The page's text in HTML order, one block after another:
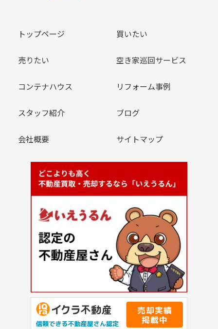
トップページ 買いたい
売りたい 空き家巡回サービス
コンテナハウス リフォーム事例
スタッフ紹介 ブログ
会社概要 サイトマップ